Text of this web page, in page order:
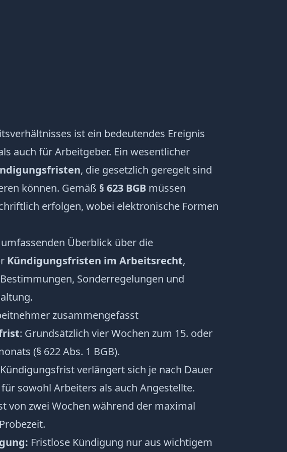
ist ein bedeutendes Ereignis
auch für Arbeitgeber. Ein wesentlicher
, die gesetzlich geregelt sind
können. Gemäß § 623 BGB müssen
erfolgen, wobei elektronische Formen
Überblick über die
Kündigungsfristen im Arbeitsrecht,
Sonderregelungen und
zusammengefasst
: Grundsätzlich vier Wochen zum 15. oder
(§ 622 Abs. 1 BGB).
verlängert sich je nach Dauer
sowohl Arbeiters als auch Angestellte.
von zwei Wochen während der maximal
: Fristlose Kündigung nur aus wichtigem